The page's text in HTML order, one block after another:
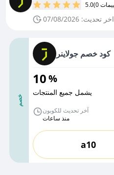
5.0
اخر تحديث: 07/08/2026
خصم
كود خصم جولاينر
10%
يشمل جميع المنتجات
آخر تحديث للكوبون
منذ ساعات
a10